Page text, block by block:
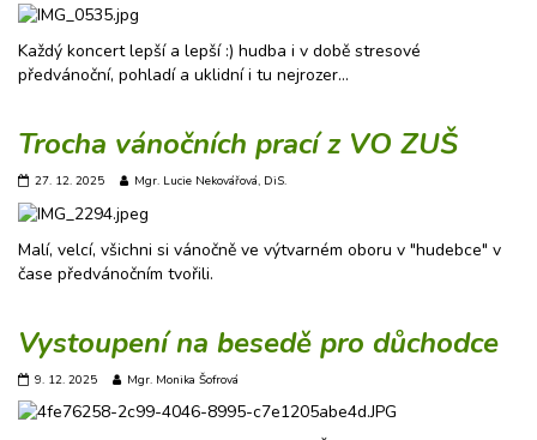
Každý koncert lepší a lepší :) hudba i v době stresové
předvánoční, pohladí a uklidní i tu nejrozer…
Trocha vánočních prací z VO ZUŠ
27. 12. 2025 Mgr. Lucie Nekovářová, DiS.
Malí, velcí, všichni si vánočně ve výtvarném oboru v "hudebce" v
čase předvánočním tvořili.
Vystoupení na besedě pro důchodce
9. 12. 2025 Mgr. Monika Šofrová